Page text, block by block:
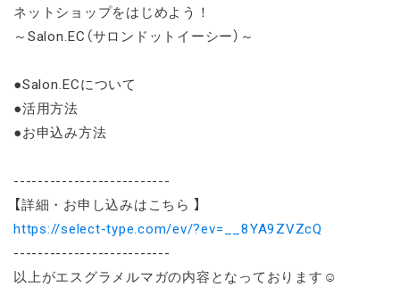
ネットショップをはじめよう！
～Salon.EC（サロンドットイーシー）～
●Salon.ECについて
●活用方法
●お申込み方法
--------------------------
【詳細・お申し込みはこちら 】
https://select-type.com/ev/?ev=__8YA9ZVZcQ
--------------------------
以上がエスグラメルマガの内容となっております☺️